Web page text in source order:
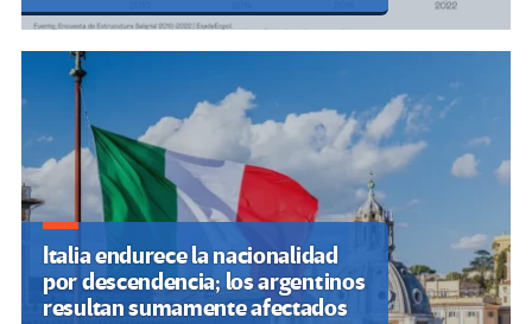
Italia endurece la nacionalidad
por descendencia; los argentinos
resultan sumamente afectados